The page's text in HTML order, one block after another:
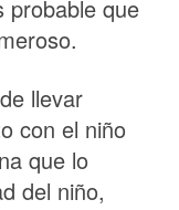
probable que
llevar
con el niño
que lo
del niño,